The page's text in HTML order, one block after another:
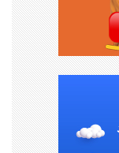
ester ให้นักเรียน
อกาสทางการศึกษ